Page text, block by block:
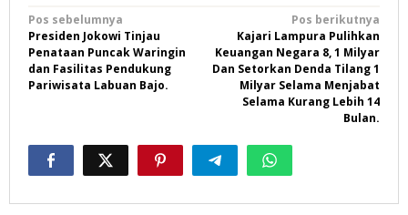
Navigasi
pos
Pos sebelumnya
Presiden Jokowi Tinjau
Penataan Puncak Waringin
dan Fasilitas Pendukung
Pariwisata Labuan Bajo.
Pos berikutnya
Kajari Lampura Pulihkan
Keuangan Negara 8, 1 Milyar
Dan Setorkan Denda Tilang 1
Milyar Selama Menjabat
Selama Kurang Lebih 14
Bulan.